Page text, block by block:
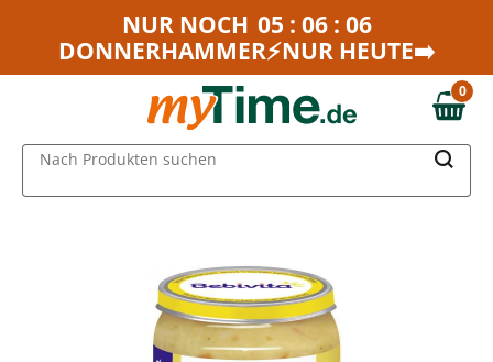
Zum Hauptinhalt springen
Zur Navigation springen
NUR NOCH 05 : 06 : 06
DONNERHAMMER⚡NUR HEUTE➡️
0,00 €
0
Nach Produkten suchen